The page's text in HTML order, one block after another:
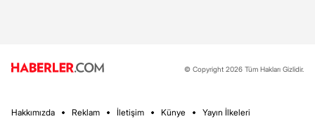
© Copyright 2026 Tüm Hakları Gizlidir.
Hakkımızda Reklam İletişim Künye Yayın İlkeleri